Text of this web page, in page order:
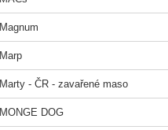
Magnum
Marp
Marty - ČR - zavařené maso
MONGE DOG